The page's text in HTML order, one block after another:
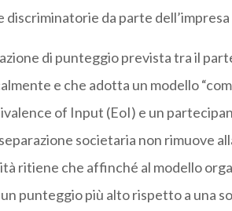
da parte dell’impresa
di punteggio prevista tra il
e che adotta un modello
of Input (EoI) e un
societaria non rimuove
ritiene che affinché al modello
punteggio più alto rispetto a una